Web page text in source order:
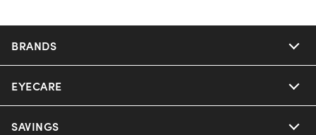
BRANDS
Nuance Audio
Ray-Ban
EYECARE
Our Eyeglasses
SAVINGS